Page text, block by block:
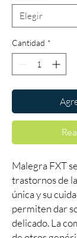
Cantidad *
Malegra FXT
trastornos de
única y su
permiten dar
delicado. La